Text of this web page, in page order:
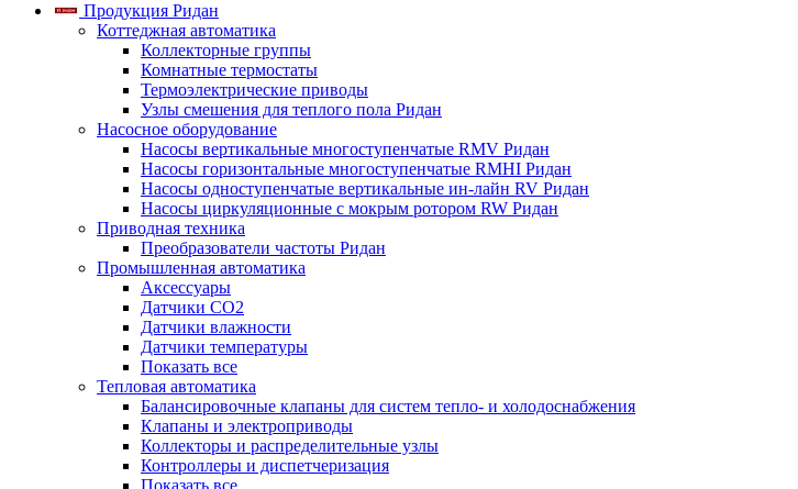
Продукция Ридан
Коттеджная автоматика
Коллекторные группы
Комнатные термостаты
Термоэлектрические приводы
Узлы смешения для теплого пола Ридан
Насосное оборудование
Насосы вертикальные многоступенчатые RMV Ридан
Насосы горизонтальные многоступенчатые RMHI Ридан
Насосы одноступенчатые вертикальные ин-лайн RV Ридан
Насосы циркуляционные с мокрым ротором RW Ридан
Приводная техника
Преобразователи частоты Ридан
Промышленная автоматика
Аксессуары
Датчики CO2
Датчики влажности
Датчики температуры
Показать все
Тепловая автоматика
Балансировочные клапаны для систем тепло- и холодоснабжения
Клапаны и электроприводы
Коллекторы и распределительные узлы
Контроллеры и диспетчеризация
Показать все